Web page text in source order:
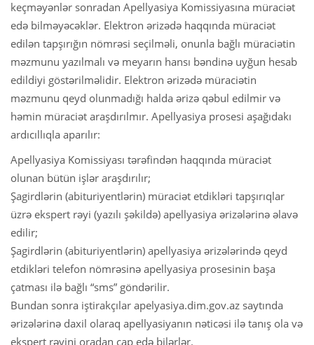
keçməyənlər sonradan Apellyasiya Komissiyasına müraciət
edə bilməyəcəklər. Elektron ərizədə haqqında müraciət
edilən tapşırığın nömrəsi seçilməli, onunla bağlı müraciətin
məzmunu yazılmalı və meyarın hansı bəndinə uyğun hesab
edildiyi göstərilməlidir. Elektron ərizədə müraciətin
məzmunu qeyd olunmadığı halda ərizə qəbul edilmir və
həmin müraciət araşdırılmır. Apellyasiya prosesi aşağıdakı
ardıcıllıqla aparılır:
Apellyasiya Komissiyası tərəfindən haqqında müraciət
olunan bütün işlər araşdırılır;
Şagirdlərin (abituriyentlərin) müraciət etdikləri tapşırıqlar
üzrə ekspert rəyi (yazılı şəkildə) apellyasiya ərizələrinə əlavə
edilir;
Şagirdlərin (abituriyentlərin) apellyasiya ərizələrində qeyd
etdikləri telefon nömrəsinə apellyasiya prosesinin başa
çatması ilə bağlı “sms” göndərilir.
Bundan sonra iştirakçılar apelyasiya.dim.gov.az saytında
ərizələrinə daxil olaraq apellyasiyanın nəticəsi ilə tanış ola və
ekspert rəyini oradan çap edə bilərlər.